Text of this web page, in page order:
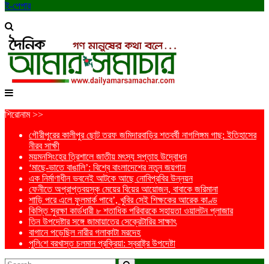
ই-পেপার
শিরোনাম >>
গৌরীপুরের কালীপুর ছোট তরফ জমিদারবাড়ির শতবর্ষী নাগলিঙ্গম গাছ: ইতিহাসের
নীরব সাক্ষী
ময়মনসিংহের ত্রিশালে জাতীয় মৎস্য সপ্তাহ উদ্বোধন
‘মাছে-ভাতে বাঙালি’: বিশ্বে বাংলাদেশের নতুন জয়গান
এক নির্মাণাধীন ভবনেই আটকে আছে নোবিপ্রবির উন্নয়ন
ফেনীতে অপ্রাপ্তবয়স্ক মেয়ের বিয়ের আয়োজন, বাবাকে জরিমানা
শাড়ি পরে এলে ফুলমার্ক পাবে’, খুবির সেই শিক্ষকের আরেক কাণ্ড
কিস্তি সুরক্ষা কার্ডধারী ৮ শতাধিক পরিবারকে সহায়তা ওয়ালটন প্লাজার
তিন উপদেষ্টার সঙ্গে জামায়াতের সেক্রেটারির সাক্ষাৎ
বাগানে পড়েছিল নারীর গলাকাটা মরদেহ
পু‌লি‌শে বরখাস্ত চলমান প্রক্রিয়া: স্বরাষ্ট্র উপদেষ্টা